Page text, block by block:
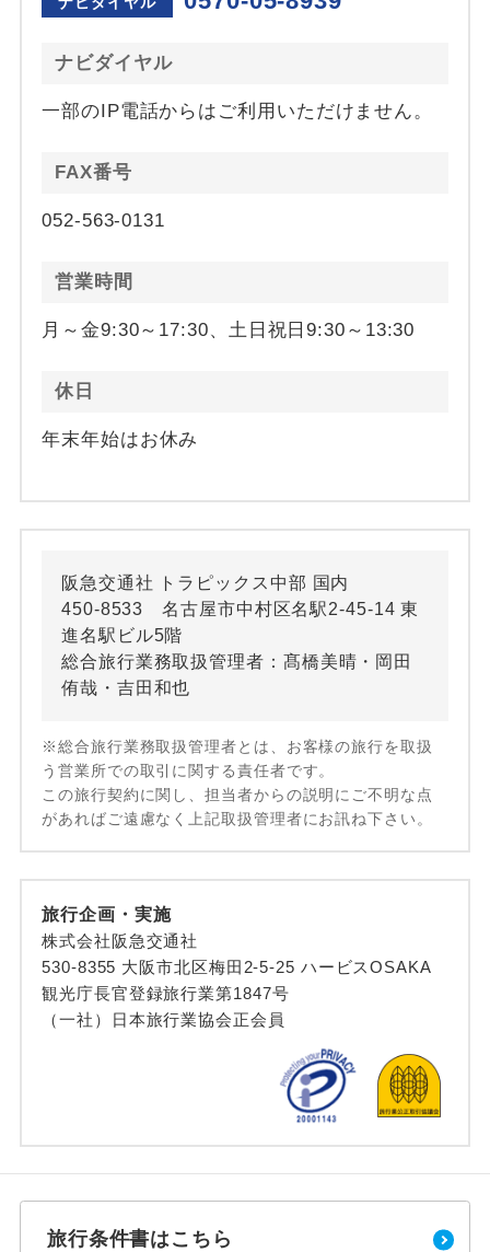
ナビダイヤル
一部のIP電話からはご利用いただけません。
FAX番号
052-563-0131
営業時間
月～金9:30～17:30、土日祝日9:30～13:30
休日
年末年始はお休み
阪急交通社 トラピックス中部 国内
450-8533 名古屋市中村区名駅2-45-14 東
進名駅ビル5階
総合旅行業務取扱管理者：髙橋美晴・岡田
侑哉・吉田和也
※総合旅行業務取扱管理者とは、お客様の旅行を取扱
う営業所での取引に関する責任者です。
この旅行契約に関し、担当者からの説明にご不明な点
があればご遠慮なく上記取扱管理者にお訊ね下さい。
旅行企画・実施
株式会社阪急交通社
530-8355 大阪市北区梅田2-5-25 ハービスOSAKA
観光庁長官登録旅行業第1847号
（一社）日本旅行業協会正会員
旅行条件書はこちら